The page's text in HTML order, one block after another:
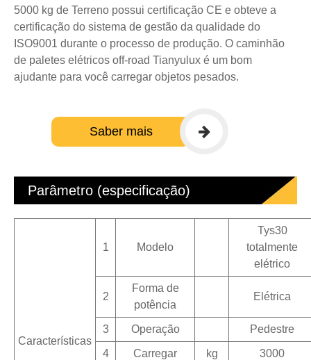
5000 kg de Terreno possui certificação CE e obteve a
certificação do sistema de gestão da qualidade do
ISO9001 durante o processo de produção. O caminhão
de paletes elétricos off-road Tianyulux é um bom
ajudante para você carregar objetos pesados.
Saber mais
Parâmetro (especificação)
Características
1 Modelo
Tys30
totalmente
elétrico
2
Forma de
potência
Elétrica
3 Operação Pedestre
4 Carregar kg 3000